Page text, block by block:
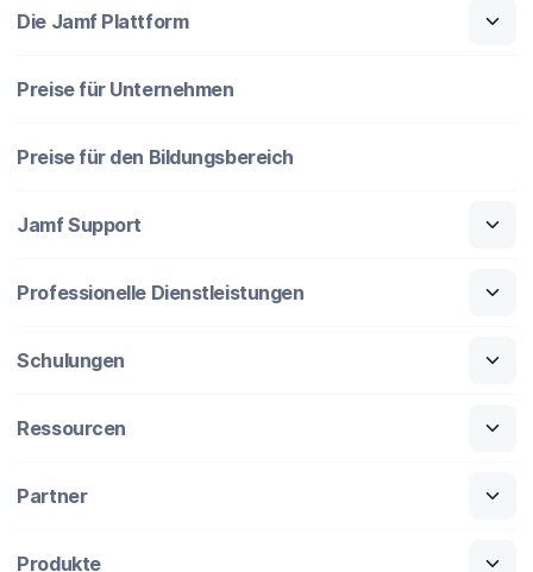
Die Jamf Plattform
Preise für Unternehmen
Preise für den Bildungsbereich
Jamf Support
Professionelle Dienstleistungen
Schulungen
Ressourcen
Partner
Produkte